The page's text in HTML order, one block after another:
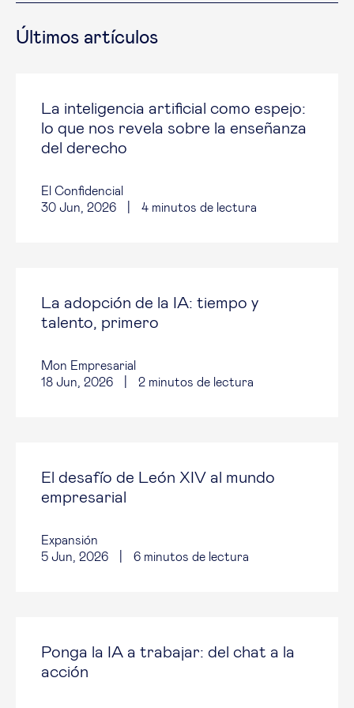
Últimos artículos
La inteligencia artificial como espejo:
lo que nos revela sobre la enseñanza
del derecho
El Confidencial
30 Jun, 2026
4 minutos de lectura
La adopción de la IA: tiempo y
talento, primero
Mon Empresarial
18 Jun, 2026
2 minutos de lectura
El desafío de León XIV al mundo
empresarial
Expansión
5 Jun, 2026
6 minutos de lectura
Ponga la IA a trabajar: del chat a la
acción